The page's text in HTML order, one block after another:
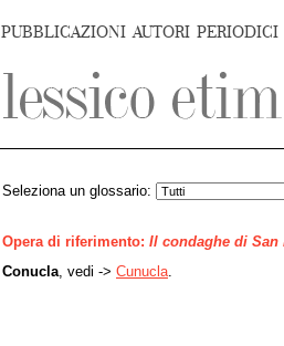
PUBBLICAZIONI AUTORI PERIODICI
Seleziona un glossario:
Opera di riferimento: Il condaghe di San
Conucla , vedi -> Cunucla